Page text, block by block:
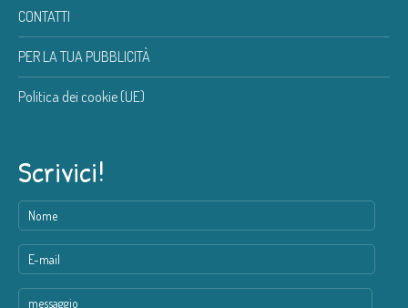
CONTATTI
PER LA TUA PUBBLICITÀ
Politica dei cookie (UE)
Scrivici!